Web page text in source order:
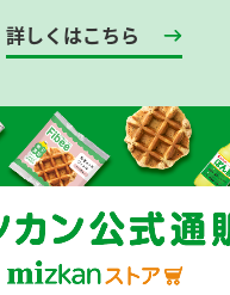
詳しくはこちら